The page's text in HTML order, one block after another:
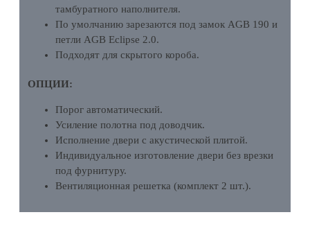
тамбуратного наполнителя.
По умолчанию зарезаются под замок AGB 190 и
петли AGB Eclipse 2.0.
Подходят для скрытого короба.
ОПЦИИ:
Порог автоматический.
Усиление полотна под доводчик.
Исполнение двери с акустической плитой.
Индивидуальное изготовление двери без врезки
под фурнитуру.
Вентиляционная решетка (комплект 2 шт.).